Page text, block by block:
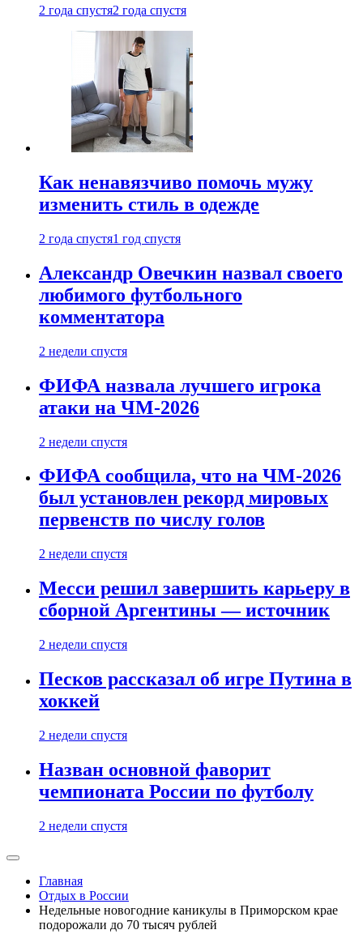
2 года спустя2 года спустя
Как ненавязчиво помочь мужу
изменить стиль в одежде
2 года спустя1 год спустя
Александр Овечкин назвал своего
любимого футбольного
комментатора
2 недели спустя
ФИФА назвала лучшего игрока
атаки на ЧМ-2026
2 недели спустя
ФИФА сообщила, что на ЧМ-2026
был установлен рекорд мировых
первенств по числу голов
2 недели спустя
Месси решил завершить карьеру в
сборной Аргентины — источник
2 недели спустя
Песков рассказал об игре Путина в
хоккей
2 недели спустя
Назван основной фаворит
чемпионата России по футболу
2 недели спустя
Главная
Отдых в России
Недельные новогодние каникулы в Приморском крае
подорожали до 70 тысяч рублей